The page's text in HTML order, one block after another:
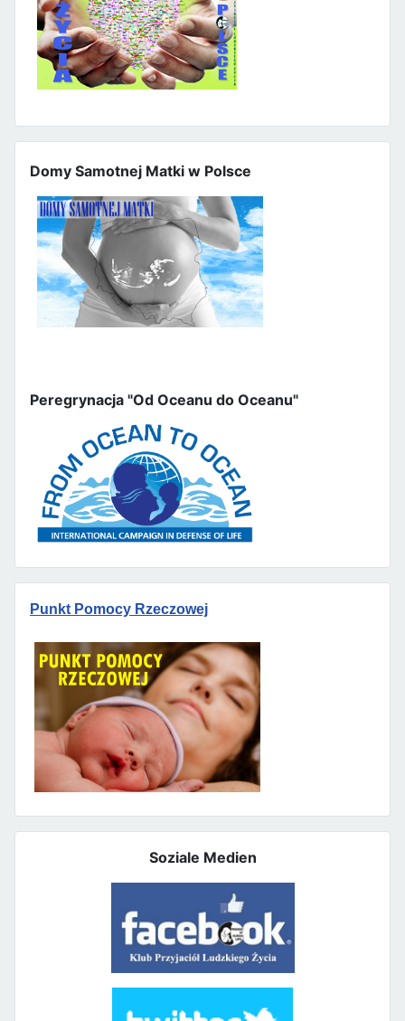
Domy Samotnej Matki w Polsce
Peregrynacja "Od Oceanu do Oceanu"
Punkt Pomocy Rzeczowej
Soziale Medien